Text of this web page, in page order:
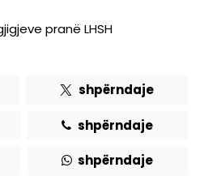
pranë LHSH
shpërndaje
shpërndaje
shpërndaje